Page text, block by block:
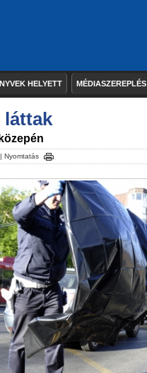
HELYETT MÉDIASZEREPLÉS
láttak
Nyomtatás